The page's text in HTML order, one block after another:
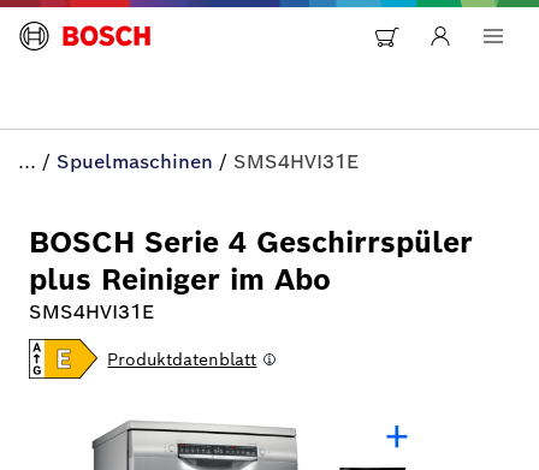
... / Spuelmaschinen / SMS4HVI31E
BOSCH Serie 4 Geschirrspüler
plus Reiniger im Abo
SMS4HVI31E
Produktdatenblatt